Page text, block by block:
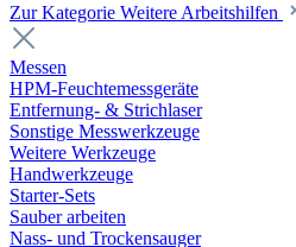
Zur Kategorie Weitere Arbeitshilfen
Messen
HPM-Feuchtemessgeräte
Entfernung- & Strichlaser
Sonstige Messwerkzeuge
Weitere Werkzeuge
Handwerkzeuge
Starter-Sets
Sauber arbeiten
Nass- und Trockensauger